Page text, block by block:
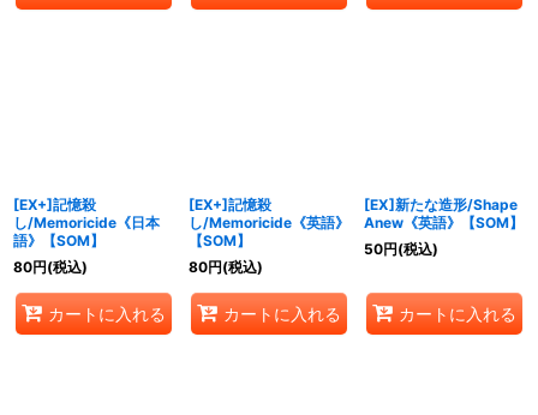
[EX+]記憶殺
し/Memoricide《日本
語》【SOM】
80円(税込)
カートに入れる
[EX+]記憶殺
し/Memoricide《英語》
【SOM】
80円(税込)
カートに入れる
[EX]新たな造形/Shape
Anew《英語》【SOM】
50円(税込)
カートに入れる